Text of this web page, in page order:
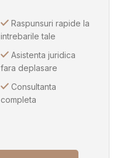
Raspunsuri rapide la
intrebarile tale
Asistenta juridica
fara deplasare
Consultanta
completa